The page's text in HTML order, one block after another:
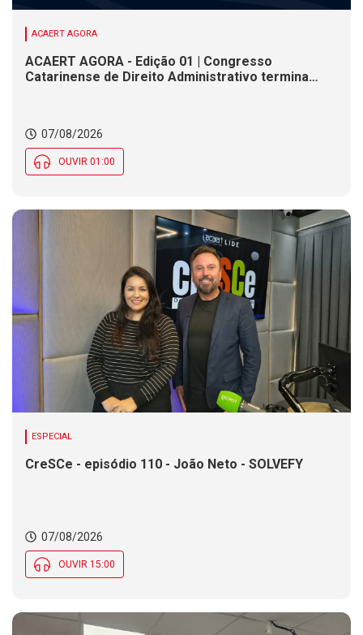
ACAERT AGORA
ACAERT AGORA - Edição 01 | Congresso
Catarinense de Direito Administrativo termina
mantém em parte de SC
07/08/2026
OUVIR 01:00
ESPECIAL
CreSCe - episódio 110 - João Neto - SOLVEFY
07/08/2026
OUVIR 15:00